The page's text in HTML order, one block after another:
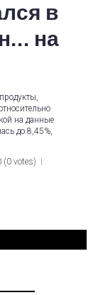
в
на
на данные
до 8,45%,
(0 votes)